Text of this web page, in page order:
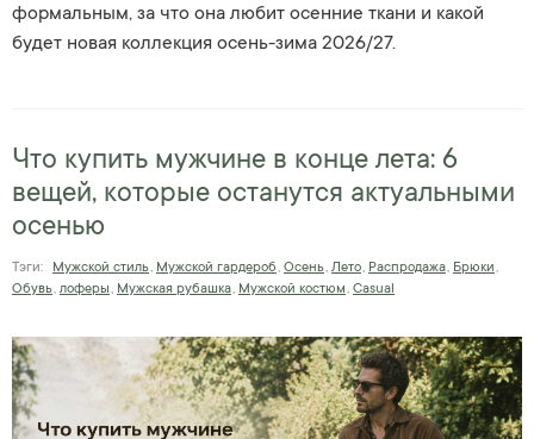
формальным, за что она любит осенние ткани и какой
будет новая коллекция осень-зима 2026/27.
Что купить мужчине в конце лета: 6
вещей, которые останутся актуальными
осенью
Тэги: Мужской стиль, Мужской гардероб, Осень, Лето, Распродажа, Брюки,
Обувь, лоферы, Мужская рубашка, Мужской костюм, Casual